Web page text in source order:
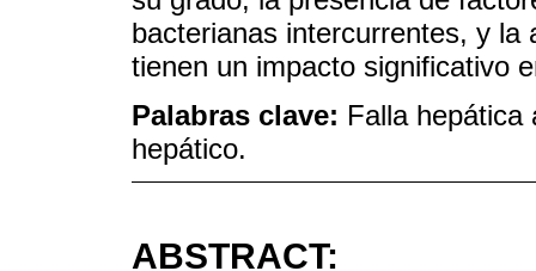
bacterianas intercurrentes, y la
tienen un impacto significativo
Palabras clave: Falla hepática
hepático.
ABSTRACT: